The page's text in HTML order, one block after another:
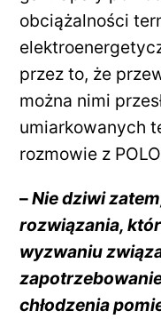
obciążalności
przez to, że
można nimi
umiarkowanych
rozmowie z
–Nie dziwi
rozwiązania,
wyzwaniu
chłodzenia